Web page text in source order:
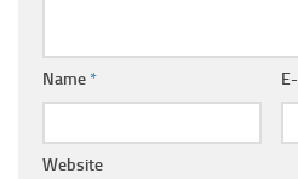
Name*
Website